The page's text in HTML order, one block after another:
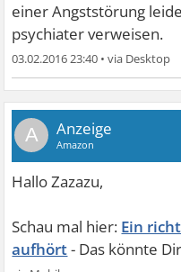
einer Angststörung
psychiater verweisen.
03.02.2016 23:40 •
A
Ein
aufhört